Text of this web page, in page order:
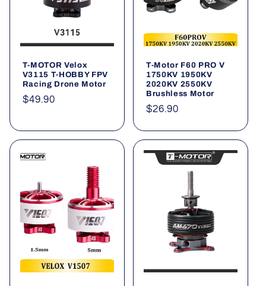
T-MOTOR Velox
V3115 T-HOBBY FPV
Racing Drone Motor
Normaler
$49.90
T-Motor F60 PRO V
1750KV 1950KV
2020KV 2550KV
Brushless Motor
Normaler
$26.90